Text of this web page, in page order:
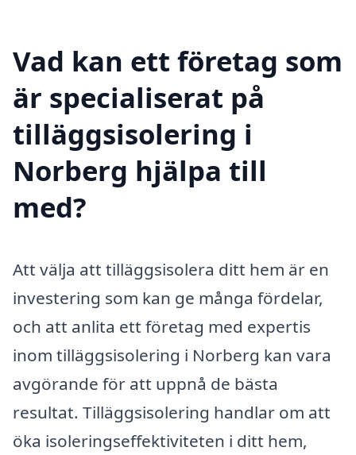
Vad kan ett företag som
är specialiserat på
tilläggsisolering i
Norberg hjälpa till
med?
Att välja att tilläggsisolera ditt hem är en
investering som kan ge många fördelar,
och att anlita ett företag med expertis
inom tilläggsisolering i Norberg kan vara
avgörande för att uppnå de bästa
resultat. Tilläggsisolering handlar om att
öka isoleringseffektiviteten i ditt hem,